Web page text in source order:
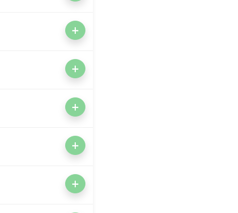
+
+
+
+
+